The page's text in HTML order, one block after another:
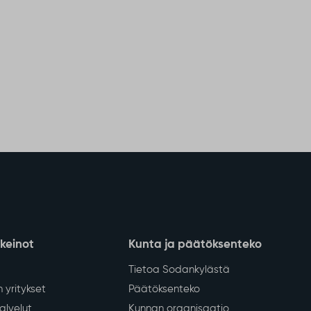
yritykset
Kunta ja päätöksenteko
Tietoa Sodankylästä
Päätöksenteko
Kunnan organisaatio